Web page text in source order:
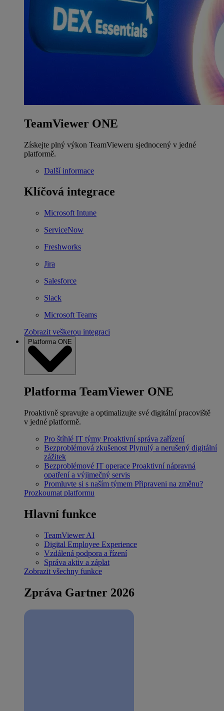
TeamViewer ONE
Získejte plný výkon TeamVieweru sjednocený v jedné
platformě.
Další informace
Klíčová integrace
Microsoft Intune
ServiceNow
Freshworks
Jira
Salesforce
Slack
Microsoft Teams
Zobrazit veškerou integraci
Platforma ONE
Platforma TeamViewer ONE
Proaktivně spravujte a optimalizujte své digitální pracoviště
v jedné platformě.
Pro štíhlé IT týmy Proaktivní správa zařízení
Bezproblémová zkušenost Plynulý a nerušený digitální
zážitek
Bezproblémové IT operace Proaktivní nápravná
opatření a výjimečný servis
Promluvte si s naším týmem Připraveni na změnu?
Prozkoumat platformu
Hlavní funkce
TeamViewer AI
Digital Employee Experience
Vzdálená podpora a řízení
Správa aktiv a záplat
Zobrazit všechny funkce
Zpráva Gartner 2026